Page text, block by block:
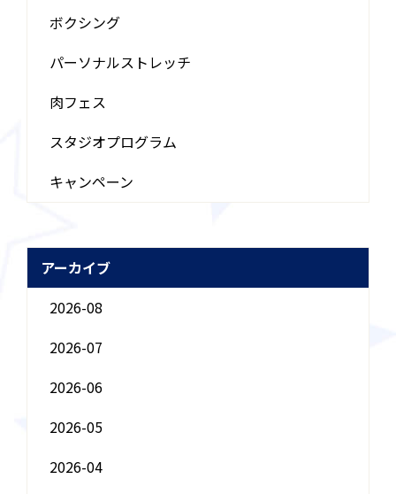
ボクシング
パーソナルストレッチ
肉フェス
スタジオプログラム
キャンペーン
アーカイブ
2026-08
2026-07
2026-06
2026-05
2026-04